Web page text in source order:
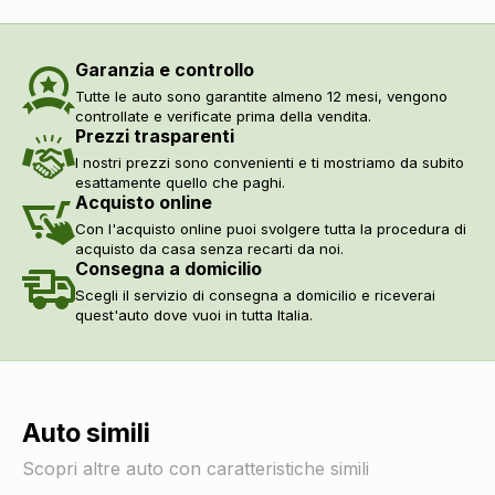
Poggiatesta regolabili DI SERIE
Abs
Airbag guida
DI SERIE
Airbag laterali
Servosterzo
Controllo della stabilità
Regolatore di velocità - cruise control
Indicatore pressione pneumatici
DI SERIE
Retrovisore interno anabbagliante
Sistema di protezione urto pedoni
Sistema di riconoscimento stanchezza guidatore
DI SERIE
Assistente alla frenata
Airbag disinseribile
Cinture di sicurezza
Garanzia e controllo
Tutte le auto sono garantite almeno 12 mesi, vengono
controllate e verificate prima della vendita.
Prezzi trasparenti
I nostri prezzi sono convenienti e ti mostriamo da subito
esattamente quello che paghi.
Acquisto online
Con l'acquisto online puoi svolgere tutta la procedura di
acquisto da casa senza recarti da noi.
Consegna a domicilio
Scegli il servizio di consegna a domicilio e riceverai
quest'auto dove vuoi in tutta Italia.
Auto simili
Scopri altre auto con caratteristiche simili